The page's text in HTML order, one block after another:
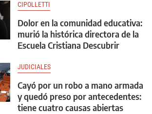
CIPOLLETTI
Dolor en la comunidad educativa:
murió la histórica directora de la
Escuela Cristiana Descubrir
JUDICIALES
Cayó por un robo a mano armada
y quedó preso por antecedentes:
tiene cuatro causas abiertas